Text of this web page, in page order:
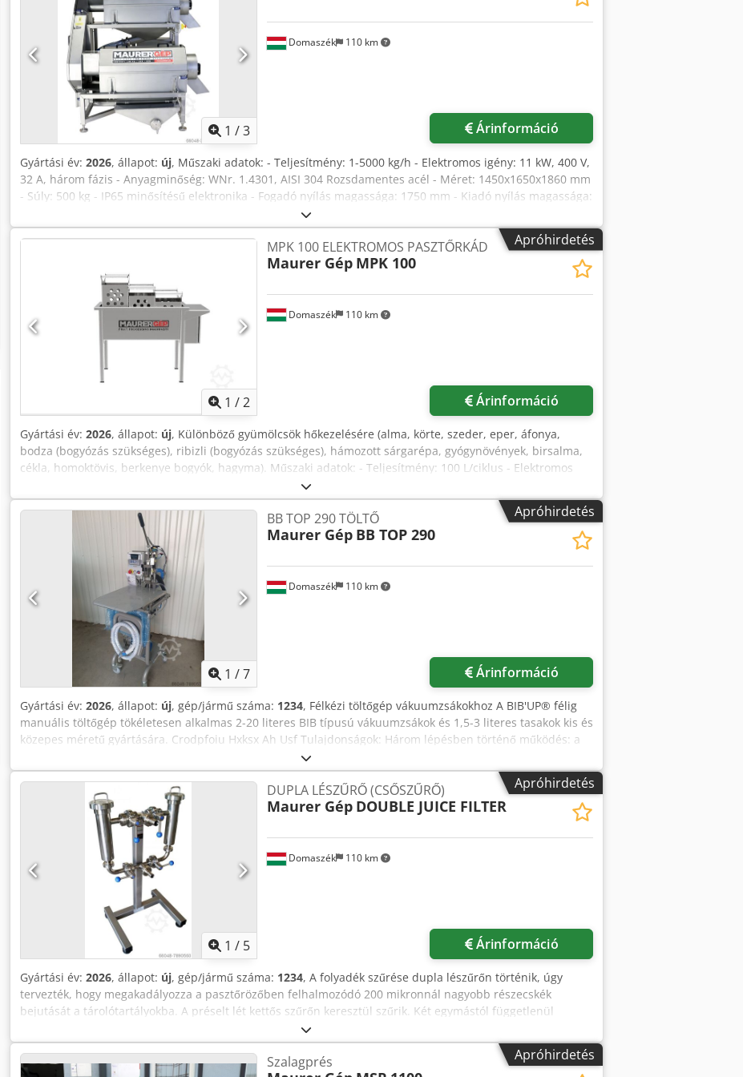
érzékeny membránkapcsoló, amellyel a gyümölcsmosó, valamint bármilyen típusú Maurer gyártmányú
szalagprés összhangban képes működni a darálék torlódása nélkül. - Adagoló: csúsztatható retesz a
daráló kiömlő nyílásánál, végálláskapcsolóval, amely megkönnyíti és biztonságosabbá teszi a
csomagpréssel történő munkát.
1 /3
Domaszék 110 km
Árinformáció
Gyártási év: 2026, állapot: új, Műszaki adatok: - Teljesítmény: 1-5000 kg/h - Elektromos igény: 11 kW, 400 V,
32 A, három fázis - Anyagminőség: WNr. 1.4301, AISI 304 Rozsdamentes acél - Méret: 1450x1650x1860 mm
- Súly: 500 kg - IP65 minősítésű elektronika - Fogadó nyílás magassága: 1750 mm - Kiadó nyílás magassága:
300 mm - DN 65-ös szivattyú csatlakozási lehetőség a fogadó és kiömlő nyílásoknál - Beépített
frekvenciaváltó: fordulatszám szabályozási lehetőség a még professzionálisabb feldolgozáshoz - Betekintő
plexi a két munkatér között - Élelmiszeripari minősítésű gumilapátokkal - A szita és a gumilapátok közti
távolság állítható A gép két különálló munkatérrel rendelkezik. Az elsőben megtörténik a magozás, a
másodikban a passzírozás/pürésítés. A két munkamenet emberi beavatkozás nélkül, automatikusan
történik. Fogadógaratnál behordó csiga segíti a folyamatos munkavégzést. Nagy teherbírású
rezgéscsillapító géplábakkal. Minimális karbantartást igényel. A sziták könnyedén, gyorsan cserélhetők. A
feltüntetett ár 2 db választható lyukátmérőjű szitát tartalmaz Rendelhető opciók: - Sziták: - 0,8 mm
lyukátmérőjű szita: eper, bogyósok - 1,5 mm lyukátmérőjű szita: bogyósok, pürésítés - 3 mm lyukátmérőjű
lyukátmérőjű szita: szilva, kajszibarack - 10 mm lyukátmérőjű szita: őszibarack - egyedi lyukátmérőjű szita
Apróhirdetés
1 /2
Domaszék 110 km
MPK 100 ELEKTROMOS PASZTŐRKÁD
Maurer Gép MPK 100
Árinformáció
Gyártási év: 2026, állapot: új, Különböző gyümölcsök hőkezelésére (alma, körte, szeder, eper, áfonya,
bodza (bogyózás szükséges), ribizli (bogyózás szükséges), hámozott sárgarépa, gyógynövények, birsalma,
cékla, homoktövis, berkenye bogyók, hagyma). Műszaki adatok: - Teljesítmény: 100 L/ciklus - Elektromos
igény: 9 kW, 400 V, 32 A, három fázis - Anyagminőség: WNr. 1.4301, AISI 304 Rozsdamentes acél - Méret:
500x1100x900 mm - Belső kád méret: 900x600x460 mm - Súly: 75 kg (fűtőközeg nélkül) - Fűtőközeg: víz
(lágy) Crjdpfxsd Aq Ifj Ah Usf - IP65 minősítésű elektronika A gép a fűtőközeg hőmérsékletét automatikusan
szabályozza. Működése manuális. Minimális karbantartást igényel.
Apróhirdetés
1 /7
Domaszék 110 km
BB TOP 290 TÖLTŐ
Maurer Gép BB TOP 290
Árinformáció
Gyártási év: 2026, állapot: új, gép/jármű száma: 1234, Félkézi töltőgép vákuumzsákokhoz A BIB'UP® félig
manuális töltőgép tökéletesen alkalmas 2-20 literes BIB típusú vákuumzsákok és 1,5-3 literes tasakok kis és
közepes méretű gyártására. Crodpfoiu Hxksx Ah Usf Tulajdonságok: Három lépésben történő működés: a
csap eltávolítása, a ciklus elindítása (levegő eltávolítása a tasakból, adagolás és töltés, befecskendezés,
söprés, nitrogén befúvása a ciklus végén), a csap visszahelyezése. Nagy sebesség és hatékonyság.
Megbízható töltőgép, mobil és nagyon könnyen kezelhető. BIB: 3L tasakok 280/290 töltési sebesség /óra 5L
zsákok 250/260 töltési sebesség /óra 10L zsákok 200/210 töltési sebesség /óra 15L zsákok 160/175 töltési
sebesség /óra 20L zsákok 140/150 töltési sebesség /óra Pouch: 1,5L 270/270 töltési sebesség /óra 3L
245/250 töltési sebesség /óra Műszaki adatok: Folyadékkibocsátás : 54 HL/óra Levegőellátás : 6-6,5 bar
Levegőáramlás : 0,25 m³/h Nitrogénellátás : 0,5 és 1 bar között Nitrogénáramlás : a végső felszereléstől
függ Tápellátás : 230 V 50 Hz. Impulzusszámláló (72 pont/liter) Csatlakozás : folyadékbevitel Æ Macon 40-
es csatlakozón keresztül. Zajszint < 80 db Helyigény : Mélység : 720 mm Magasság : 1420 mm Szélesség :
520 mm Súly : 55 kg (opció nélkül)
Apróhirdetés
1 / 5
Domaszék 110 km
DUPLA LÉSZŰRŐ (CSŐSZŰRŐ)
Maurer Gép DOUBLE JUICE FILTER
Árinformáció
Gyártási év: 2026, állapot: új, gép/jármű száma: 1234, A folyadék szűrése dupla lészűrőn történik, úgy
tervezték, hogy megakadályozza a pasztőrözőben felhalmozódó 200 mikronnál nagyobb részecskék
bejutását a tárolótartályokba. A préselt lét kettős szűrőn keresztül szűrik. Két egymástól függetlenül
működő szűrő, amelyek képesek egymástól függetlenül működni. Műszaki adatok: - Teljesítmény: max.
2000 L/óra - Szűrő finomsága: 500 μm - Anyaga: WNr. 1.4301, AISI 304 rozsdamentes acél - Méret:
550x300x1200 mm Credpsiu Hyaefx Ah Uef - Súly: 20 kg - Csatlakozás: DN 25 Opciók: - Szűrő 1: 250 μm -
Apróhirdetés
Szalagprés